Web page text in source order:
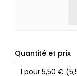
Quantité et prix